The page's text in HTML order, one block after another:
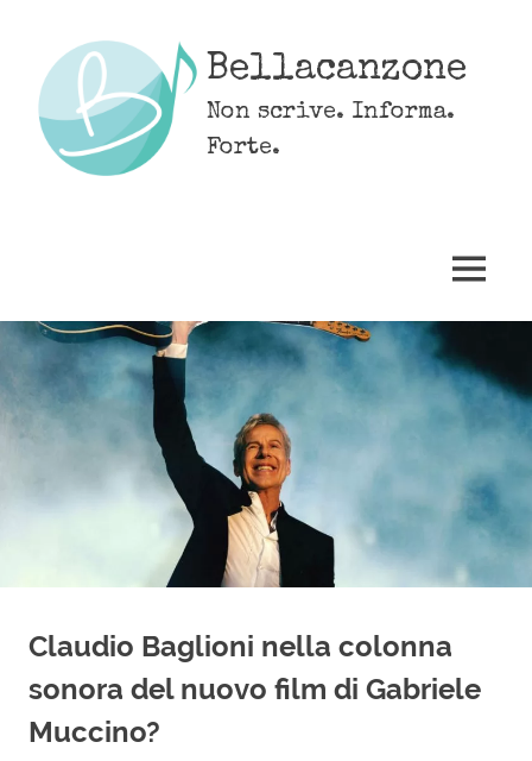
content
Bellacanzone
Non scrive. Informa.
Forte.
MENU
Claudio Baglioni nella colonna
sonora del nuovo film di Gabriele
Muccino?